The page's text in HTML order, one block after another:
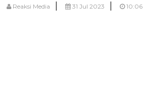
Reaksi Media | 31 Jul 2023 | 10:06